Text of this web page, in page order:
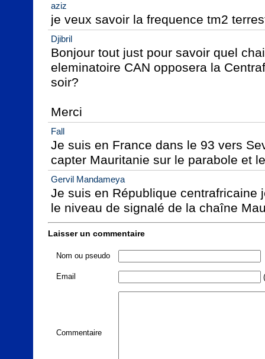
aziz
je veux savoir la frequence tm2
Djibril
Bonjour tout just pour savoir quel
eleminatoire CAN opposera la
soir?
Merci
Fall
Je suis en France dans le 93 vers
capter Mauritanie sur le parabole et
Gervil Mandameya
Je suis en République centrafricaine
le niveau de signalé de la chaîne
Laisser un commentaire
Nom ou pseudo
Email
Commentaire